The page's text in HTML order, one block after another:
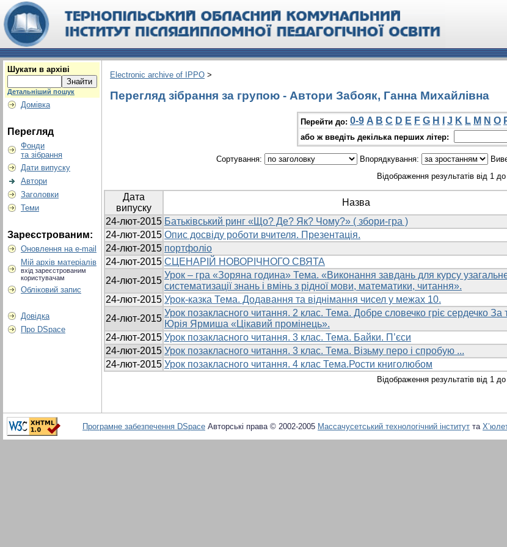
Шукати в архіві
Детальніший пошук
Домівка
Перегляд
Фонди
та зібрання
Дати випуску
Автори
Заголовки
Теми
Зареєстрованим:
Оновлення на e-mail
Мій архів матеріалів
вхід зареєстрованим
користувачам
Обліковий запис
Довідка
Про DSpace
Electronic archive of IPPO >
Перегляд зібрання за групою - Автори Забояк, Ганна Михайлівна
Перейти до: 0-9 A B C D E F G H J K L M N O
або ж введіть декілька перших літер:
Сортування: Впорядкування:
Відображення результатів від 1 до
Дата
випуску
Назва
24-лют-2015 Батьківський ринг «Що? Де? Як? Чому?» ( збори-гра )
24-лют-2015 Опис досвіду роботи вчителя. Презентація.
24-лют-2015 портфоліо
24-лют-2015 СЦЕНАРІЙ НОВОРІЧНОГО СВЯТА
24-лют-2015
Урок – гра «Зоряна година» Тема. «Виконання завдань для курсу
систематизації знань і вмінь з рідної мови, математики, читання».
24-лют-2015 Урок-казка Тема. Додавання та віднімання чисел у межах 10.
24-лют-2015
Урок позакласного читання. 2 клас. Тема. Добре словечко гріє сердечко За
Юрія Ярмиша «Цікавий промінець».
24-лют-2015 Урок позакласного читання. 3 клас. Тема. Байки. П’єси
24-лют-2015 Урок позакласного читання. 3 клас. Тема. Візьму перо і спробую ...
24-лют-2015 Урок позакласного читання. 4 клас Тема.Рости книголюбом
Відображення результатів від 1 до
Програмне забезпечення DSpace Авторські права © 2002-2005 Массачусетський технологічний інститут та